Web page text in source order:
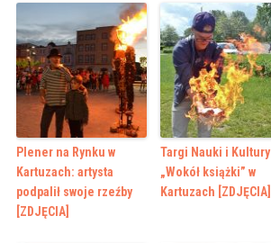
Plener na Rynku w
Kartuzach: artysta
podpalił swoje rzeźby
[ZDJĘCIA]
Targi Nauki i Kultury
„Wokół książki” w
Kartuzach [ZDJĘCIA]